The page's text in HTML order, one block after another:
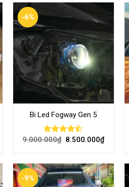
-6%
Bi Led Fogway Gen 5
Rated
9.000.000₫ 8.500.000₫
-9%